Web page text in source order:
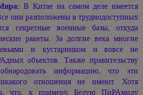
В Китае на самом деле имеется
они разположены в труднодоступных
секретные военные базы, откуда
ракеты. За долгие века многие
и кустарником и вовсе не
объектов. Также правительству
информацию, что эти
отношения не имеют. Хотя
что, к примеру, Белую ПиРАмиду